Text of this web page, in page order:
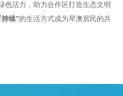
色活力，助力合作区打造生态文明
续”的生活方式成为琴澳居民的共